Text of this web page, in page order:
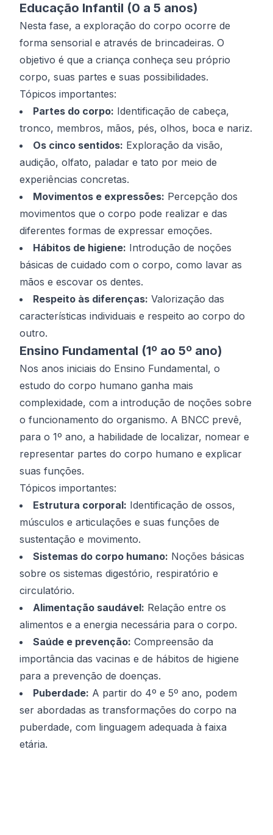
Educação Infantil (0 a 5 anos)
Nesta fase, a exploração do corpo ocorre de
forma sensorial e através de brincadeiras. O
objetivo é que a criança conheça seu próprio
corpo, suas partes e suas possibilidades.
Tópicos importantes:
Partes do corpo: Identificação de cabeça,
tronco, membros, mãos, pés, olhos, boca e nariz.
Os cinco sentidos: Exploração da visão,
audição, olfato, paladar e tato por meio de
experiências concretas.
Movimentos e expressões: Percepção dos
movimentos que o corpo pode realizar e das
diferentes formas de expressar emoções.
Hábitos de higiene: Introdução de noções
básicas de cuidado com o corpo, como lavar as
mãos e escovar os dentes.
Respeito às diferenças: Valorização das
características individuais e respeito ao corpo do
outro.
Ensino Fundamental (1º ao 5º ano)
Nos anos iniciais do Ensino Fundamental, o
estudo do corpo humano ganha mais
complexidade, com a introdução de noções sobre
o funcionamento do organismo. A BNCC prevê,
para o 1º ano, a habilidade de localizar, nomear e
representar partes do corpo humano e explicar
suas funções.
Tópicos importantes:
Estrutura corporal: Identificação de ossos,
músculos e articulações e suas funções de
sustentação e movimento.
Sistemas do corpo humano: Noções básicas
sobre os sistemas digestório, respiratório e
circulatório.
Alimentação saudável: Relação entre os
alimentos e a energia necessária para o corpo.
Saúde e prevenção: Compreensão da
importância das vacinas e de hábitos de higiene
para a prevenção de doenças.
Puberdade: A partir do 4º e 5º ano, podem
ser abordadas as transformações do corpo na
puberdade, com linguagem adequada à faixa
etária.